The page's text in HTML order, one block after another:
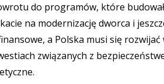
do programów, które
na modernizację dworca i
a Polska musi się rozwijać
związanych z